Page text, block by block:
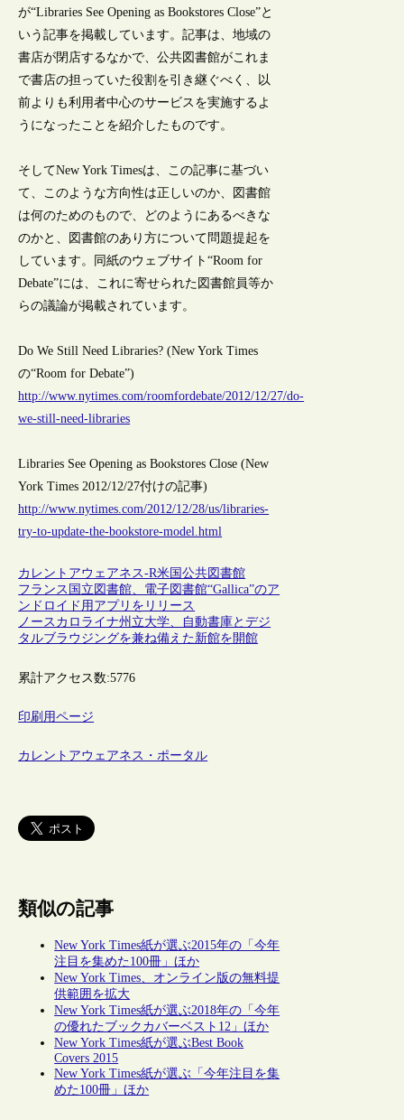
が“Libraries See Opening as Bookstores Close”と
いう記事を掲載しています。記事は、地域の
書店が閉店するなかで、公共図書館がこれま
で書店の担っていた役割を引き継ぐべく、以
前よりも利用者中心のサービスを実施するよ
うになったことを紹介したものです。
そしてNew York Timesは、この記事に基づい
て、このような方向性は正しいのか、図書館
は何のためのもので、どのようにあるべきな
のかと、図書館のあり方について問題提起を
しています。同紙のウェブサイト“Room for
Debate”には、これに寄せられた図書館員等か
らの議論が掲載されています。
Do We Still Need Libraries? (New York Times
の“Room for Debate”)
http://www.nytimes.com/roomfordebate/2012/12/27/do-
we-still-need-libraries
Libraries See Opening as Bookstores Close (New
York Times 2012/12/27付けの記事)
http://www.nytimes.com/2012/12/28/us/libraries-
try-to-update-the-bookstore-model.html
カレントアウェアネス-R米国公共図書館
フランス国立図書館、電子図書館“Gallica”のア
ンドロイド用アプリをリリース
ノースカロライナ州立大学、自動書庫とデジ
タルブラウジングを兼ね備えた新館を開館
累計アクセス数:5776
印刷用ページ
カレントアウェアネス・ポータル
類似の記事
New York Times紙が選ぶ2015年の「今年
注目を集めた100冊」ほか
New York Times、オンライン版の無料提
供範囲を拡大
New York Times紙が選ぶ2018年の「今年
の優れたブックカバーベスト12」ほか
New York Times紙が選ぶBest Book
Covers 2015
New York Times紙が選ぶ「今年注目を集
めた100冊」ほか